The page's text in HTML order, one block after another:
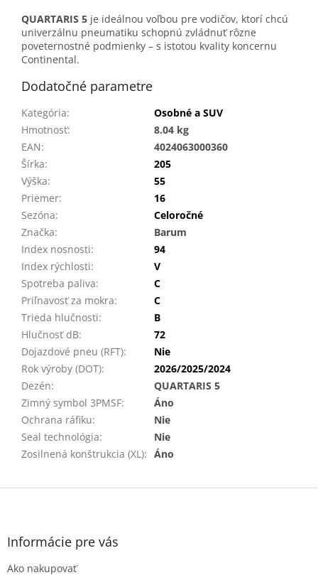
QUARTARIS 5 je ideálnou voľbou pre vodičov, ktorí chcú
univerzálnu pneumatiku schopnú zvládnuť rôzne
poveternostné podmienky – s istotou kvality koncernu
Continental.
Dodatočné parametre
Kategória:
Osobné a SUV
Hmotnosť:
8.04 kg
EAN:
4024063000360
Šírka:
205
Výška:
55
Priemer:
16
Sezóna:
Celoročné
Značka:
Barum
Index nosnosti:
94
Index rýchlosti:
V
Spotreba paliva:
C
Priľnavosť za mokra:
C
Trieda hlučnosti:
B
Hlučnosť dB:
72
Dojazdové pneu (RFT):
Nie
Rok výroby (DOT):
2026/2025/2024
Dezén:
QUARTARIS 5
Zimný symbol 3PMSF:
Áno
Ochrana ráfiku:
Nie
Seal technológia:
Nie
Zosilnená konštrukcia (XL): Áno
Z
Informácie pre vás
Ako nakupovať